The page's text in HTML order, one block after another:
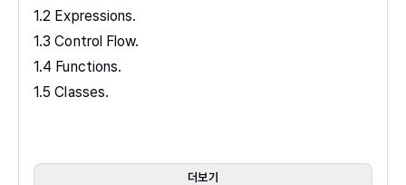
1.2 Expressions.
1.3 Control Flow.
1.4 Functions.
1.5 Classes.
1.8 Exercises.
더보기